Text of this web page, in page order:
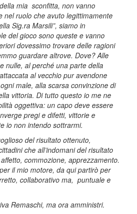
mia sconfitta, non vanno
nel ruolo che avuto legittimamente
Sig.ra Marsili”, siamo in
del gioco sono queste e vanno
dovessimo trovare delle ragioni
guardare altrove. Dove? Alle
nulle, al perché una parte della
al vecchio pur avendone
male, alla scarsa convinzione di
vittoria. Di tutto questo io me ne
oggettiva: un capo deve essere
pregi e difetti, vittorie e
io non intendo sottrarmi.
del risultato ottenuto,
che all’indomani del risultato
commozione, apprezzamento.
il mio motore, da qui partirò per
collaborativo ma, puntuale e
Remaschi, ma ora amministri.